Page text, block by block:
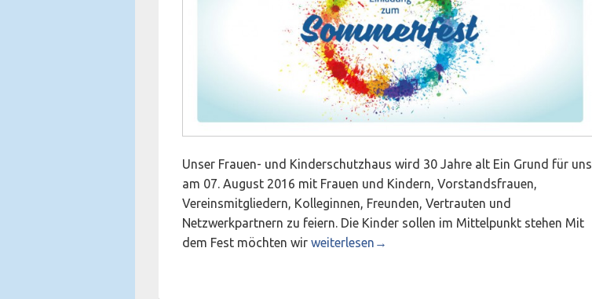
Unser Frauen- und Kinderschutzhaus wird 30 Jahre alt Ein Grund für uns
am 07. August 2016 mit Frauen und Kindern, Vorstandsfrauen,
Vereinsmitgliedern, Kolleginnen, Freunden, Vertrauten und
Netzwerkpartnern zu feiern. Die Kinder sollen im Mittelpunkt stehen Mit
dem Fest möchten wir 30 Jahre Frauen- und Kinderschutzhaus Diepholz
weiterlesen →